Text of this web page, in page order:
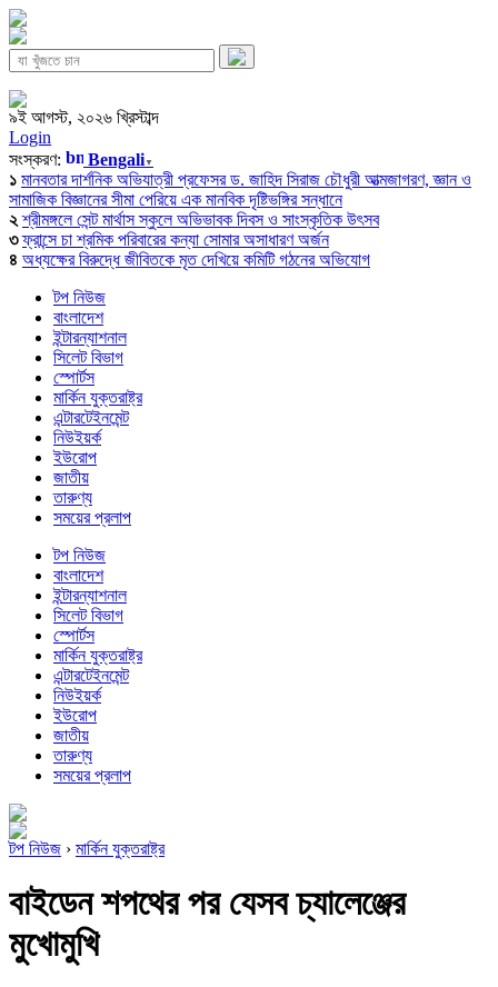
৯ই আগস্ট, ২০২৬ খ্রিস্টাব্দ
Login
সংস্করণ:
Bengali▼
১ মানবতার দার্শনিক অভিযাত্রী প্রফেসর ড. জাহিদ সিরাজ চৌধুরী আত্মজাগরণ, জ্ঞান ও
সামাজিক বিজ্ঞানের সীমা পেরিয়ে এক মানবিক দৃষ্টিভঙ্গির সন্ধানে
২ শ্রীমঙ্গলে সেন্ট মার্থাস স্কুলে অভিভাবক দিবস ও সাংস্কৃতিক উৎসব
৩ ফ্রান্সে চা শ্রমিক পরিবারের কন্যা সোমার অসাধারণ অর্জন
৪ অধ্যক্ষের বিরুদ্ধে জীবিতকে মৃত দেখিয়ে কমিটি গঠনের অভিযোগ
টপ নিউজ
বাংলাদেশ
ইন্টারন্যাশনাল
সিলেট বিভাগ
স্পোর্টস
মার্কিন যুক্তরাষ্ট্র
এন্টারটেইনমেন্ট
নিউইয়র্ক
ইউরোপ
জাতীয়
তারুণ্য
সময়ের প্রলাপ
টপ নিউজ
বাংলাদেশ
ইন্টারন্যাশনাল
সিলেট বিভাগ
স্পোর্টস
মার্কিন যুক্তরাষ্ট্র
এন্টারটেইনমেন্ট
নিউইয়র্ক
ইউরোপ
জাতীয়
তারুণ্য
সময়ের প্রলাপ
টপ নিউজ › মার্কিন যুক্তরাষ্ট্র
বাইডেন শপথের পর যেসব চ্যালেঞ্জের
মুখোমুখি